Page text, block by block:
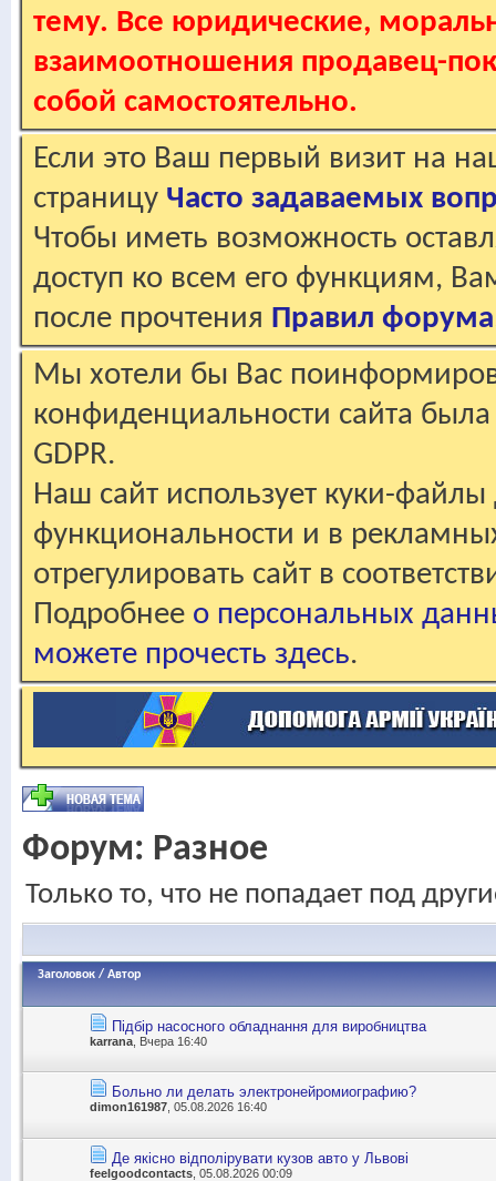
тему. Все юридические,
взаимоотношения продавец-
собой самостоятельно.
Если это Ваш первый визит на
страницу Часто задаваемых
Чтобы иметь возможность
доступ ко всем его функциям,
после прочтения Правил форума
Мы хотели бы Вас
конфиденциальности сайта
GDPR.
Наш сайт использует куки-файлы
функциональности и в
отрегулировать сайт в
Подробнее о персональных
можете прочесть здесь.
Форум: Разное
Только то, что не попадает под
Заголовок / Автор
Підбір насосного обладнання для виробництва
karrana , Вчера 16:40
Больно ли делать электронейромиографию?
dimon161987, 05.08.2026 16:40
Де якісно відполірувати кузов авто у Львові
feelgoodcontacts , 05.08.2026 00:09